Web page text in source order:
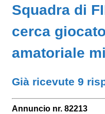
Squadra di
cerca
amatoriale
Già ricevute 9
Annuncio nr. 82213